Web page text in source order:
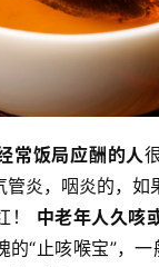
常饭局应酬的人
管炎，咽炎的，如
！ 中老年人久咳
的“止咳喉宝”，